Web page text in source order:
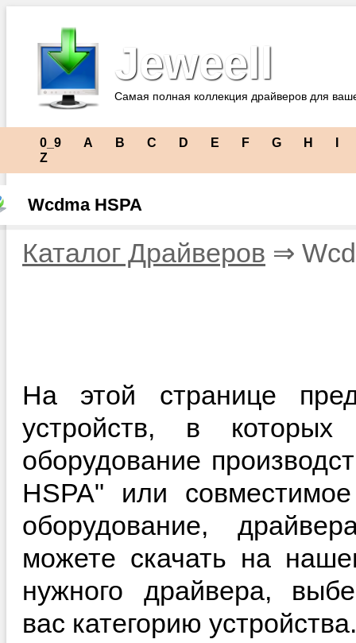
Jeweell
Самая полная коллекция драйверов для
0_9 A B C D E F G H
Z
Wcdma HSPA
Каталог Драйверов ⇒
На этой странице
устройств, в
оборудование
HSPA" или
оборудование,
можете скачать на
нужного драйвера,
вас категорию устройства.